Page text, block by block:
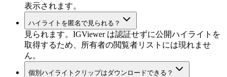
表示されます。
ハイライトを匿名で見られる？
見られます。IGViewer は認証せずに公開ハイライトを
取得するため、所有者の閲覧者リストには現れませ
ん。
個別ハイライトクリップはダウンロードできる？